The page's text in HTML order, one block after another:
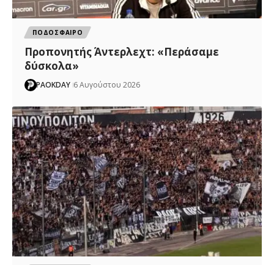
ΠΟΔΟΣΦΑΙΡΟ
Προπονητής Άντερλεχτ: «Περάσαμε
δύσκολα»
PAOKDAY 6 Αυγούστου 2026